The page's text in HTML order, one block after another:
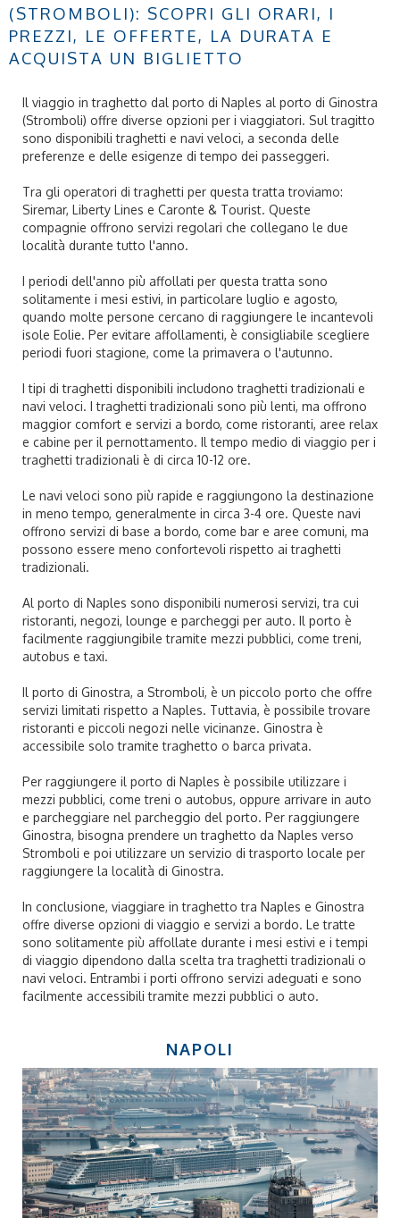
(STROMBOLI): SCOPRI GLI ORARI, I
PREZZI, LE OFFERTE, LA DURATA E
ACQUISTA UN BIGLIETTO
Il viaggio in traghetto dal porto di Naples al porto di Ginostra
(Stromboli) offre diverse opzioni per i viaggiatori. Sul tragitto
sono disponibili traghetti e navi veloci, a seconda delle
preferenze e delle esigenze di tempo dei passeggeri.
Tra gli operatori di traghetti per questa tratta troviamo:
Siremar, Liberty Lines e Caronte & Tourist. Queste
compagnie offrono servizi regolari che collegano le due
località durante tutto l'anno.
I periodi dell'anno più affollati per questa tratta sono
solitamente i mesi estivi, in particolare luglio e agosto,
quando molte persone cercano di raggiungere le incantevoli
isole Eolie. Per evitare affollamenti, è consigliabile scegliere
periodi fuori stagione, come la primavera o l'autunno.
I tipi di traghetti disponibili includono traghetti tradizionali e
navi veloci. I traghetti tradizionali sono più lenti, ma offrono
maggior comfort e servizi a bordo, come ristoranti, aree relax
e cabine per il pernottamento. Il tempo medio di viaggio per i
traghetti tradizionali è di circa 10-12 ore.
Le navi veloci sono più rapide e raggiungono la destinazione
in meno tempo, generalmente in circa 3-4 ore. Queste navi
offrono servizi di base a bordo, come bar e aree comuni, ma
possono essere meno confortevoli rispetto ai traghetti
tradizionali.
Al porto di Naples sono disponibili numerosi servizi, tra cui
ristoranti, negozi, lounge e parcheggi per auto. Il porto è
facilmente raggiungibile tramite mezzi pubblici, come treni,
autobus e taxi.
Il porto di Ginostra, a Stromboli, è un piccolo porto che offre
servizi limitati rispetto a Naples. Tuttavia, è possibile trovare
ristoranti e piccoli negozi nelle vicinanze. Ginostra è
accessibile solo tramite traghetto o barca privata.
Per raggiungere il porto di Naples è possibile utilizzare i
mezzi pubblici, come treni o autobus, oppure arrivare in auto
e parcheggiare nel parcheggio del porto. Per raggiungere
Ginostra, bisogna prendere un traghetto da Naples verso
Stromboli e poi utilizzare un servizio di trasporto locale per
raggiungere la località di Ginostra.
In conclusione, viaggiare in traghetto tra Naples e Ginostra
offre diverse opzioni di viaggio e servizi a bordo. Le tratte
sono solitamente più affollate durante i mesi estivi e i tempi
di viaggio dipendono dalla scelta tra traghetti tradizionali o
navi veloci. Entrambi i porti offrono servizi adeguati e sono
facilmente accessibili tramite mezzi pubblici o auto.
NAPOLI